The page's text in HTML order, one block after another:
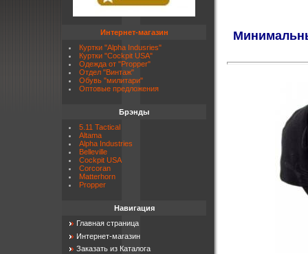
Интернет-магазин
Куртки "Alpha Indusries"
Куртки "Cockpit USA"
Одежда от "Propper"
Отдел "Винтаж"
Обувь "милитари"
Оптовые предложения
Брэнды
5.11 Tactical
Altama
Alpha Industries
Belleville
Cockpit USA
Corcoran
Matterhorn
Propper
Навигация
Главная страница
Интернет-магазин
Заказать из Каталога